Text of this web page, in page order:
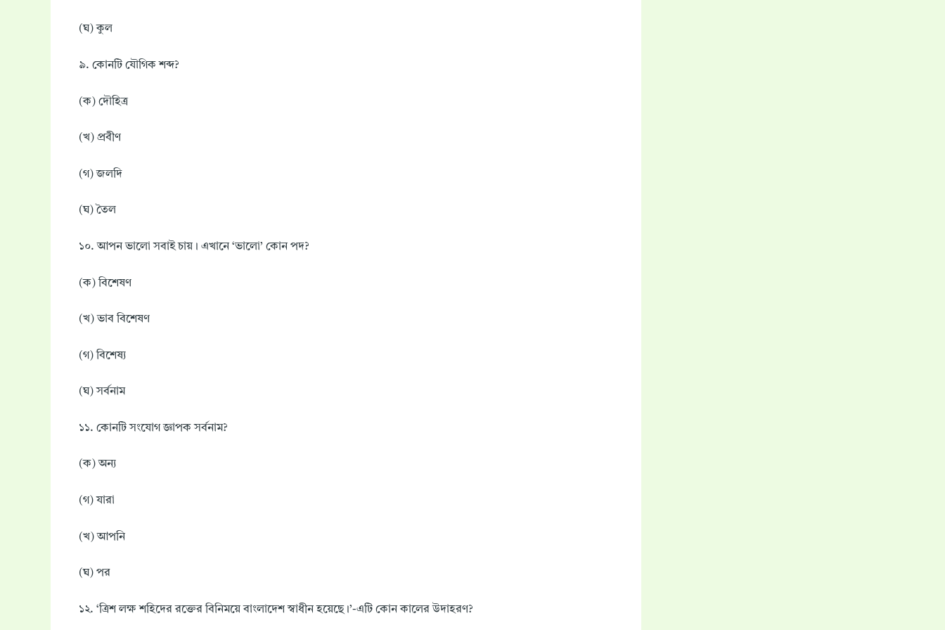
(ঘ) কুল
৯. কোনটি যৌগিক শব্দ?
(ক) দৌহিত্র
(খ) প্রবীণ
(গ) জলদি
(ঘ) তৈল
১০. আপন ভালো সবাই চায়। এখানে ‘ভালো’ কোন পদ?
(ক) বিশেষণ
(খ) ভাব বিশেষণ
(গ) বিশেষ্য
(ঘ) সর্বনাম
১১. কোনটি সংযোগ জ্ঞাপক সর্বনাম?
(ক) অন্য
(গ) যারা
(খ) আপনি
(ঘ) পর
১২. ‘ত্রিশ লক্ষ শহিদের রক্তের বিনিময়ে বাংলাদেশ স্বাধীন হয়েছে।’-এটি কোন কালের উদাহরণ?